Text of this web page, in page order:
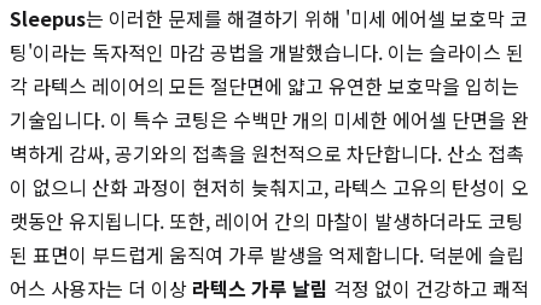
Sleepus는 이러한 문제를 해결하기 위해 '미세 에어셀 보호막 코
팅'이라는 독자적인 마감 공법을 개발했습니다. 이는 슬라이스 된
각 라텍스 레이어의 모든 절단면에 얇고 유연한 보호막을 입히는
기술입니다. 이 특수 코팅은 수백만 개의 미세한 에어셀 단면을 완
벽하게 감싸, 공기와의 접촉을 원천적으로 차단합니다. 산소 접촉
이 없으니 산화 과정이 현저히 늦춰지고, 라텍스 고유의 탄성이 오
랫동안 유지됩니다. 또한, 레이어 간의 마찰이 발생하더라도 코팅
된 표면이 부드럽게 움직여 가루 발생을 억제합니다. 덕분에 슬립
어스 사용자는 더 이상 라텍스 가루 날림 걱정 없이 건강하고 쾌적